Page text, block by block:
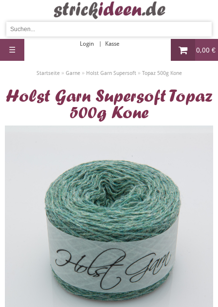
0,00 €
Login Kasse
☰
Startseite» Garne» Holst Garn Supersoft» Topaz 500g Kone
Holst Garn Supersoft Topaz
500g Kone